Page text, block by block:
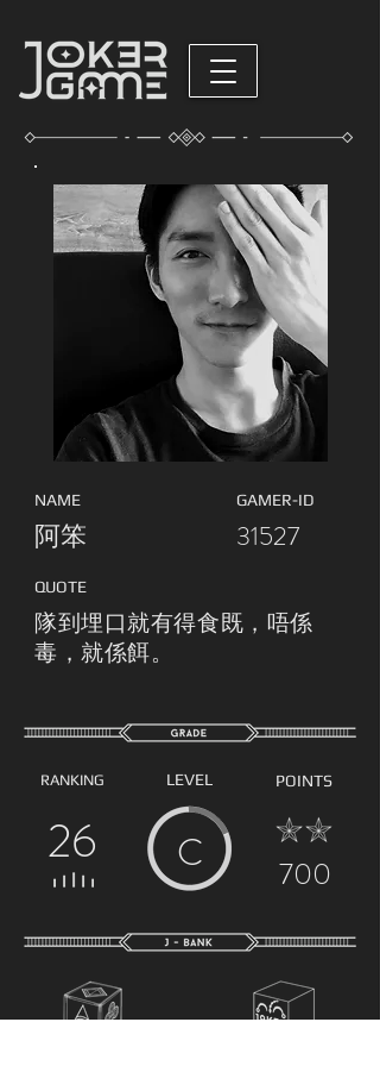
NAME GAMER-ID
阿笨 31527
QUOTE
隊到埋口就有得食既，唔係
毒，就係餌。
RANKING
26
LEVEL
C
POINTS
700